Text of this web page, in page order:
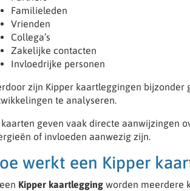
Familieleden
Vrienden
Collega’s
Zakelijke contacten
Invloedrijke personen
zijn Kipper kaartleggingen bijzonder
te analyseren.
kaarten geven vaak directe aanwijzingen
of invloeden aanwezig zijn.
werkt een Kipper
Kipper kaartlegging worden meerdere